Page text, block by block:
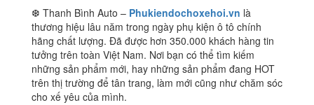
❆ Thanh Bình Auto – Phukiendochoxehoi.vn là
thương hiệu lâu năm trong ngày phụ kiện ô tô chính
hãng chất lượng. Đã được hơn 350.000 khách hàng tin
tưởng trên toàn Việt Nam. Nơi bạn có thể tìm kiếm
những sản phẩm mới, hay những sản phẩm đang HOT
trên thị trường để tân trang, làm mới cũng như chăm sóc
cho xế yêu của mình.